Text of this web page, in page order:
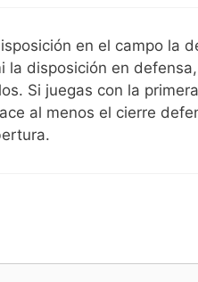
en el campo la
la disposición en
Si juegas con la
al menos el cierre